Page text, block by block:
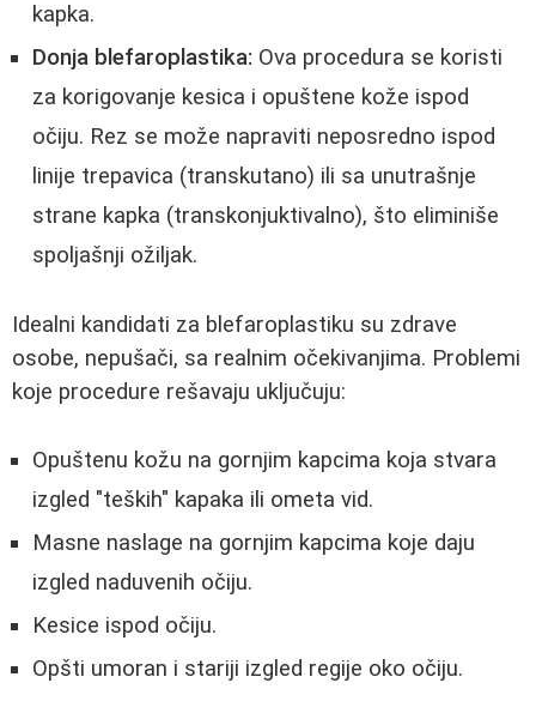
kapka.
Donja blefaroplastika: Ova procedura se koristi
za korigovanje kesica i opuštene kože ispod
očiju. Rez se može napraviti neposredno ispod
linije trepavica (transkutano) ili sa unutrašnje
strane kapka (transkonjuktivalno), što eliminiše
spoljašnji ožiljak.
Idealni kandidati za blefaroplastiku su zdrave
osobe, nepušači, sa realnim očekivanjima. Problemi
koje procedure rešavaju uključuju:
Opuštenu kožu na gornjim kapcima koja stvara
izgled "teških" kapaka ili ometa vid.
Masne naslage na gornjim kapcima koje daju
izgled naduvenih očiju.
Kesice ispod očiju.
Opšti umoran i stariji izgled regije oko očiju.